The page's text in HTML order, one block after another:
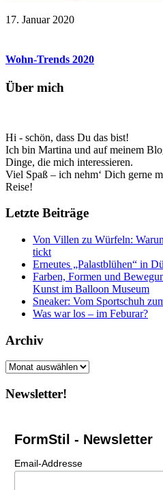
17. Januar 2020
Wohn-Trends 2020
Über mich
Hi - schön, dass Du das bist!
Ich bin Martina und auf meinem
Dinge, die mich interessieren.
Viel Spaß – ich nehm‘ Dich gerne
Reise!
Letzte Beiträge
Von Villen zu Würfeln:
tickt
Erneutes „Palastblühen“ in
Farben, Formen und
Kunst im Balloon Museum
Sneaker: Vom Sportschuh
Was war los – im Feburar?
Archiv
Archiv
Newsletter!
FormStil - Newsletter
Email-Addresse